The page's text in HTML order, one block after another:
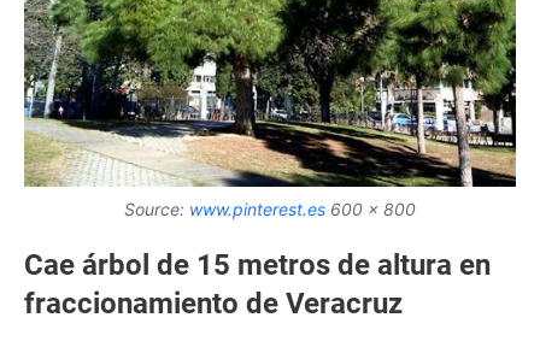
Source: www.pinterest.es 600 x 800
Cae árbol de 15 metros de altura en
fraccionamiento de Veracruz